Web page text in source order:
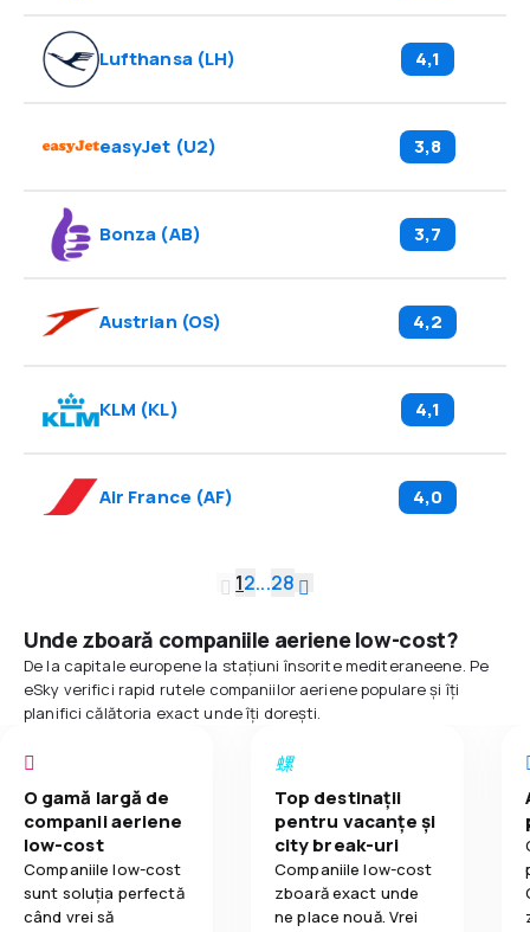
Lufthansa(LH) 4,1
easyJet (U2) 3,8
Bonza (AB) 3,7
Austrian (OS) 4,2
KLM (KL) 4,1
Air France (AF) 4,0
12...28
Unde zboară companiile aeriene low-cost?
De la capitale europene la stațiuni însorite mediteraneene. Pe
eSky verifici rapid rutele companiilor aeriene populare și îți
planifici călătoria exact unde îți dorești.
O gamă largă de
companii aeriene
low-cost
Companiile low-cost
sunt soluția perfectă
când vrei să
Top destinații
pentru vacanțe și
city break-uri
Companiile low-cost
zboară exact unde
ne place nouă. Vrei